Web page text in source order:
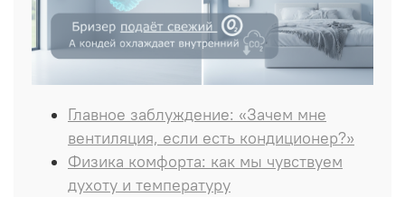
Главное заблуждение: «Зачем мне
вентиляция, если есть кондиционер?»
Физика комфорта: как мы чувствуем
духоту и температуру